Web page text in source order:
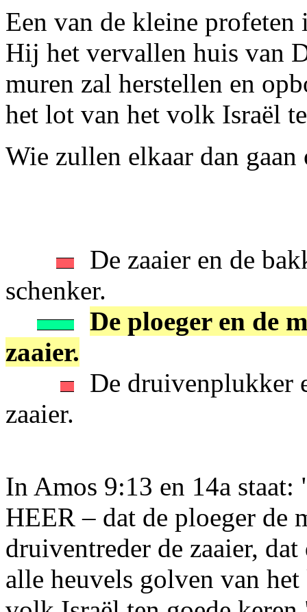
Een van de kleine profeten
Hij het vervallen huis van
muren zal herstellen en
het lot van het volk Israël
Wie zullen elkaar dan gaan
De zaaier en de
schenker.
De ploeger en de
zaaier.
De druivenplukker
zaaier.
In Amos 9:13 en 14a staat:
HEER – dat de ploeger de
druiventreder de zaaier,
alle heuvels golven van